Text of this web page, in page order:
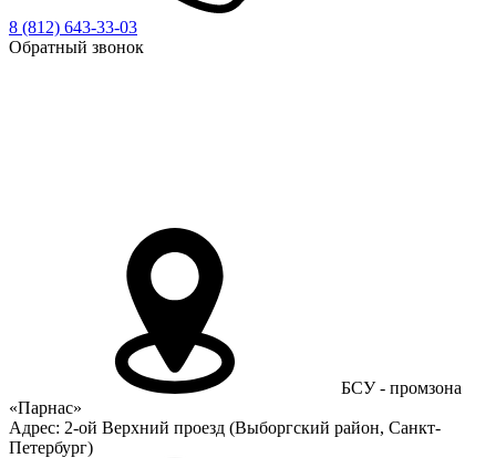
8 (812) 643-33-03
Обратный звонок
БСУ - промзона
«Парнас»
Адрес: 2-ой Верхний проезд (Выборгский район, Санкт-
Петербург)